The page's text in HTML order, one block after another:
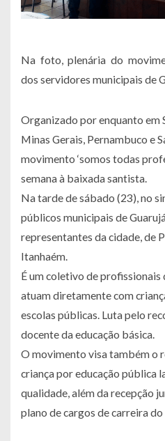
Na foto, plenária do
dos servidores municipais de
Organizado por enquanto em
Minas Gerais, Pernambuco e
movimento ‘somos todas
semana à baixada santista.
Na tarde de sábado (23), no
públicos municipais de
representantes da cidade, de
Itanhaém.
É um coletivo de profissionais
atuam diretamente com
escolas públicas. Luta pelo
docente da educação básica.
O movimento visa também o
criança por educação pública
qualidade, além da recepção
plano de cargos de carreira